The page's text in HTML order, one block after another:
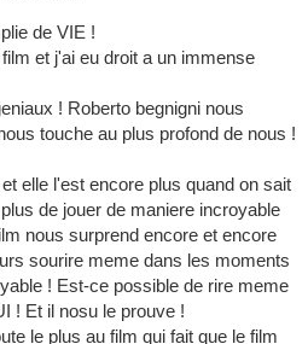
de VIE !
et j'ai eu droit a un immense
! Roberto begnigni nous
touche au plus profond de nous !
elle l'est encore plus quand on sait
de jouer de maniere incroyable
nous surprend encore et encore
sourire meme dans les moments
! Est-ce possible de rire meme
! Et il nosu le prouve !
le plus au film qui fait que le film